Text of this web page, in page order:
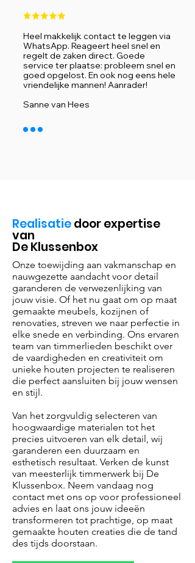
Heel makkelijk contact te leggen via
WhatsApp. Reageert heel snel en
regelt de zaken direct. Goede
service ter plaatse: probleem snel en
goed opgelost. En ook nog eens hele
vriendelijke mannen! Aanrader!
Sanne van Hees
Realisatiedoor expertise
van
De Klussenbox
Onze toewijding aan vakmanschap en
nauwgezette aandacht voor detail
garanderen de verwezenlijking van
jouw visie. Of het nu gaat om op maat
gemaakte meubels, kozijnen of
renovaties, streven we naar perfectie in
elke snede en verbinding. Ons ervaren
team van timmerlieden beschikt over
de vaardigheden en creativiteit om
unieke houten projecten te realiseren
die perfect aansluiten bij jouw wensen
en stijl.
Van het zorgvuldig selecteren van
hoogwaardige materialen tot het
precies uitvoeren van elk detail, wij
garanderen een duurzaam en
esthetisch resultaat. Verken de kunst
van meesterlijk timmerwerk bij De
Klussenbox. Neem vandaag nog
contact met ons op voor professioneel
advies en laat ons jouw ideeën
transformeren tot prachtige, op maat
gemaakte houten creaties die de tand
des tijds doorstaan.